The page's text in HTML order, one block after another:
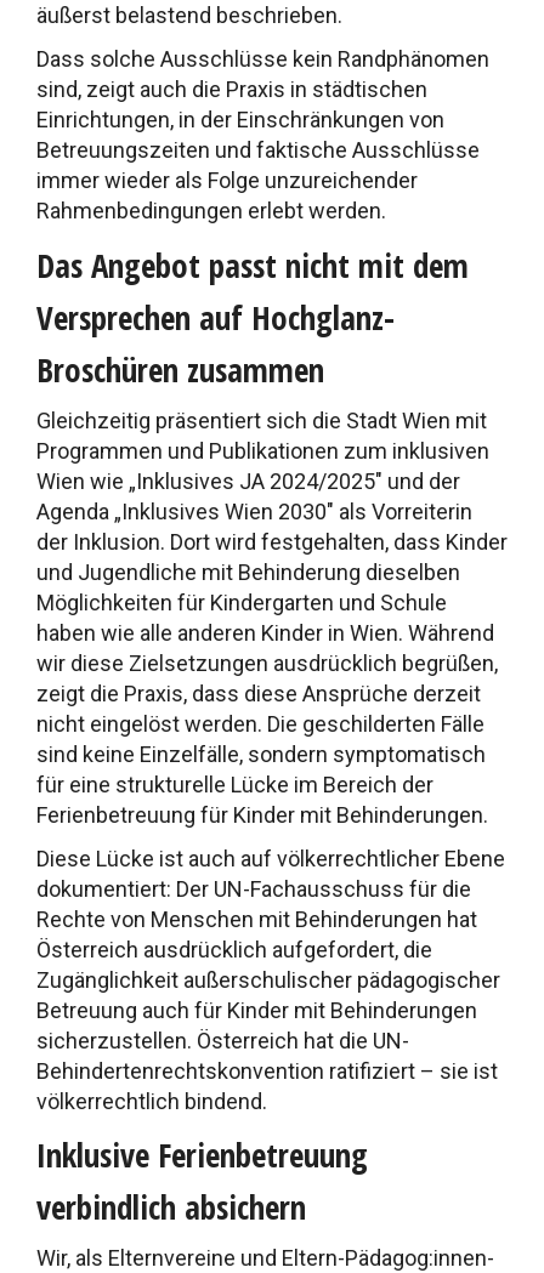
äußerst belastend beschrieben.
Dass solche Ausschlüsse kein Randphänomen
sind, zeigt auch die Praxis in städtischen
Einrichtungen, in der Einschränkungen von
Betreuungszeiten und faktische Ausschlüsse
immer wieder als Folge unzureichender
Rahmenbedingungen erlebt werden.
Das Angebot passt nicht mit dem
Versprechen auf Hochglanz-
Broschüren zusammen
Gleichzeitig präsentiert sich die Stadt Wien mit
Programmen und Publikationen zum inklusiven
Wien wie „Inklusives JA 2024/2025″ und der
Agenda „Inklusives Wien 2030″ als Vorreiterin
der Inklusion. Dort wird festgehalten, dass Kinder
und Jugendliche mit Behinderung dieselben
Möglichkeiten für Kindergarten und Schule
haben wie alle anderen Kinder in Wien. Während
wir diese Zielsetzungen ausdrücklich begrüßen,
zeigt die Praxis, dass diese Ansprüche derzeit
nicht eingelöst werden. Die geschilderten Fälle
sind keine Einzelfälle, sondern symptomatisch
für eine strukturelle Lücke im Bereich der
Ferienbetreuung für Kinder mit Behinderungen.
Diese Lücke ist auch auf völkerrechtlicher Ebene
dokumentiert: Der UN-Fachausschuss für die
Rechte von Menschen mit Behinderungen hat
Österreich ausdrücklich aufgefordert, die
Zugänglichkeit außerschulischer pädagogischer
Betreuung auch für Kinder mit Behinderungen
sicherzustellen. Österreich hat die UN-
Behindertenrechtskonvention ratifiziert – sie ist
völkerrechtlich bindend.
Inklusive Ferienbetreuung
verbindlich absichern
Wir, als Elternvereine und Eltern-Pädagog:innen-